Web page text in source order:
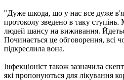
"Дуже шкода, що у нас все дуже
протоколу зведено в таку
людей шансу на виживання.
Починається це обговорення, всі
підкреслила вона.
Інфекціоніст також зазначила
які пропонуються для лікування